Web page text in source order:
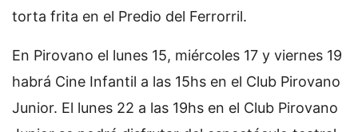
torta frita en el Predio del Ferrorril.
En Pirovano el lunes 15, miércoles 17 y viernes 19
habrá Cine Infantil a las 15hs en el Club Pirovano
Junior. El lunes 22 a las 19hs en el Club Pirovano